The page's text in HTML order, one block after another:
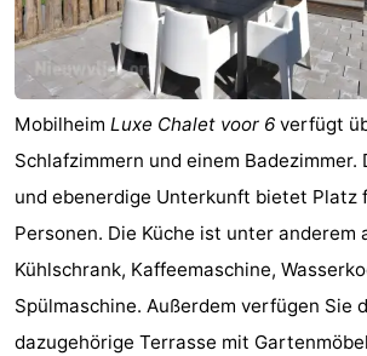
Mobilheim Luxe Chalet voor 6 verfügt
Schlafzimmern und einem
und ebenerdige Unterkunft bietet Platz
Personen. Die Küche ist unter
Kühlschrank, Kaffeemaschine,
Spülmaschine. Außerdem verfügen Sie
dazugehörige Terrasse mit